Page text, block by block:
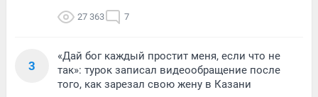
27 363 7
3
«Дай бог каждый простит меня, если что не
так»: турок записал видеообращение после
того, как зарезал свою жену в Казани